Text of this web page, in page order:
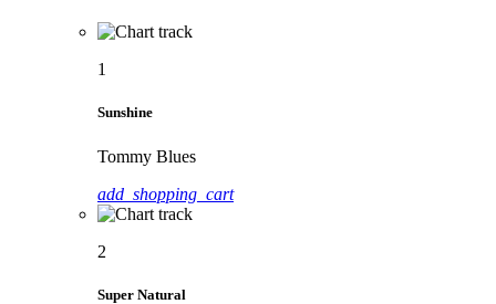
1
Sunshine
Tommy Blues
add_shopping_cart
2
Super Natural